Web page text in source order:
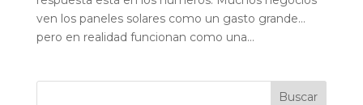
ven los paneles solares como un gasto grande…
pero en realidad funcionan como una...
Buscar